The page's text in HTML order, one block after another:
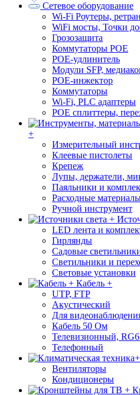
Сетевое оборудование
Wi-Fi Роутеры,
WiFi мосты, Точки
Грозозащита
Коммутаторы POE
POE-удлинитель
Модули SFP,
POE-инжектор
Коммутаторы
Wi-Fi, PLC адаптеры
POE сплиттеры,
+
Измерительный
Клеевые пистолеты
Крепеж
Лупы, держатели,
Паяльники и
Расходные
Ручной инструмент
LED лента и
Гирлянды
Садовые
Светильники и
Световые установки
Кабель +
UTP, FTP
Акустический
Для
Кабель 50 Ом
Телевизионный,
Телефонный
Вентиляторы
Кондиционеры